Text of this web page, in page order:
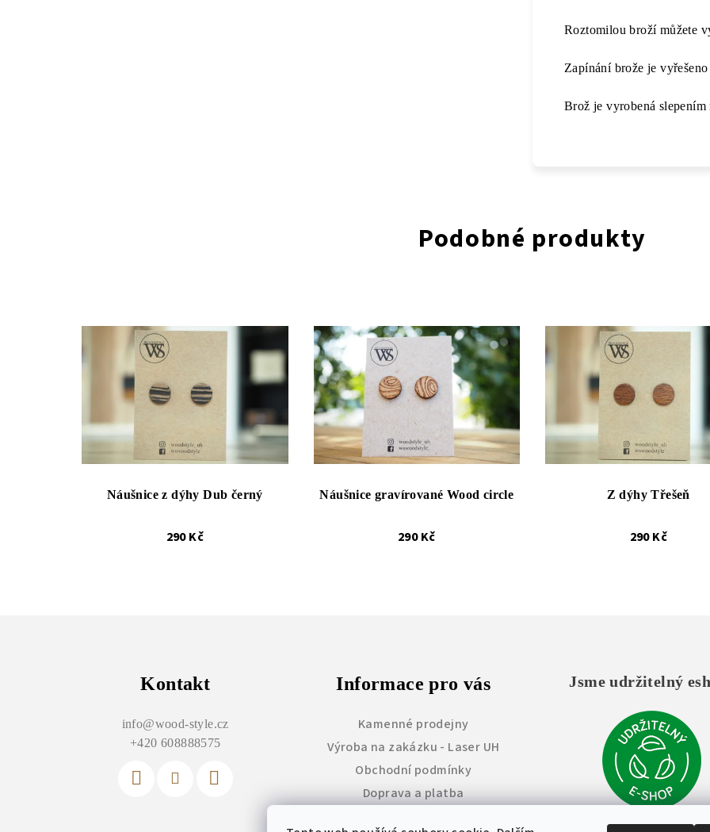
Roztomilou broží můžete
Zapínání brože je
Brož je vyrobená
Podobné produkty
Náušnice z dýhy Dub černý
290 Kč
Náušnice gravírované Wood circle
290 Kč
Z dýhy Třešeň
290 Kč
Kontakt
info@wood-style.cz
+420 608888575
Informace pro vás
Kamenné prodejny
Výroba na zakázku - Laser UH
Obchodní podmínky
Doprava a platba
Jsme udržitelný